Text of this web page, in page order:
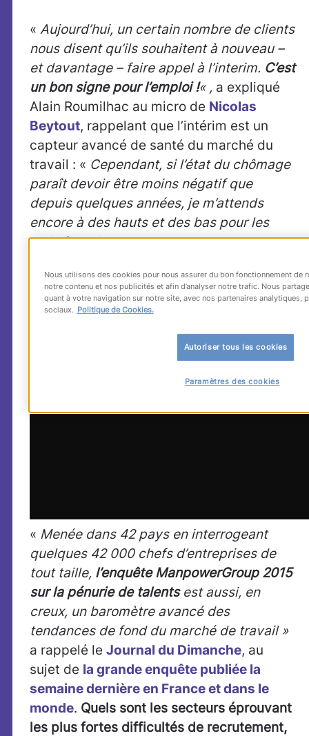
« Aujourd’hui, un certain nombre de clients
nous disent qu’ils souhaitent à nouveau –
et davantage – faire appel à l’interim. C’est
un bon signe pour l’emploi !« , a expliqué
Alain Roumilhac au micro de Nicolas
Beytout, rappelant que l’intérim est un
capteur avancé de santé du marché du
travail : « Cependant, si l’état du chômage
paraît devoir être moins négatif que
depuis quelques années, je m’attends
encore à des hauts et des bas pour les
mois à venir. »
« Menée dans 42 pays en interrogeant
quelques 42 000 chefs d’entreprises de
tout taille, l’enquête ManpowerGroup 2015
sur la pénurie de talentsest aussi, en
creux, un baromètre avancé des
tendances de fond du marché de travail »
a rappelé le Journal du Dimanche, au
sujet de la grande enquête publiée la
semaine dernière en France et dans le
monde. Quels sont les secteurs éprouvant
les plus fortes difficultés de recrutement,
Nous utilisons des cookies pour nous assurer du bon fonctionnement de
notre contenu et nos publicités et afin d’analyser notre trafic. Nous
quant à votre navigation sur notre site, avec nos partenaires analytiques,
sociaux. Politique de Cookies.
Autoriser tous les cookies
Paramètres des cookies